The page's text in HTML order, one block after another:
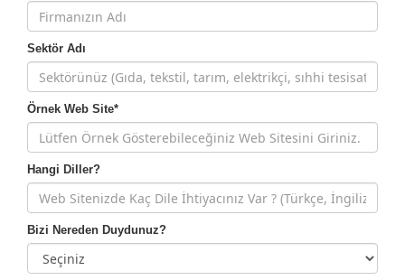
Sektör Adı
Örnek Web Site*
Hangi Diller?
Bizi Nereden Duydunuz?